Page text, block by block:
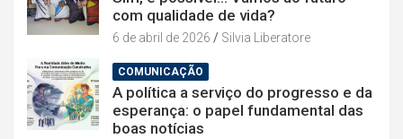
com qualidade de vida?
6 de abril de 2026 Silvia Liberatore
COMUNICAÇÃO
A política a serviço do progresso e da
esperança: o papel fundamental das
boas notícias